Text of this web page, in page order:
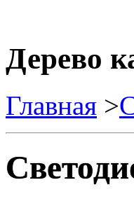
Дерево
Главная >